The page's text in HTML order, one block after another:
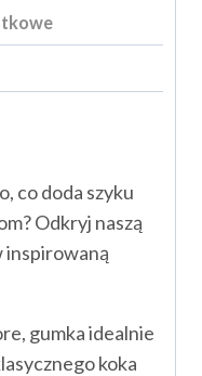
co doda szyku
Odkryj naszą
inspirowaną
gumka idealnie
koka